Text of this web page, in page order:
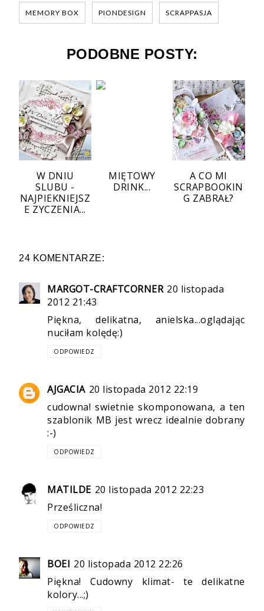
MEMORY BOX PIONDESIGN SCRAPPASJA
PODOBNE POSTY:
W DNIU
SLUBU -
NAJPIEKNIEJSZ
E ZYCZENIA...
MIĘTOWY
DRINK...
A CO MI
SCRAPBOOKIN
G ZABRAŁ?
24 KOMENTARZE:
MARGOT-CRAFTCORNER 20 listopada
2012 21:43
Piękna, delikatna, anielska...oglądając
nuciłam kolędę:)
ODPOWIEDZ
AJGACIA 20 listopada 2012 22:19
cudowna! swietnie skomponowana, a ten
szablonik MB jest wrecz idealnie dobrany
:-)
ODPOWIEDZ
MATILDE 20 listopada 2012 22:23
Prześliczna!
ODPOWIEDZ
BOEI 20 listopada 2012 22:26
Piękna! Cudowny klimat- te delikatne
kolory...;)